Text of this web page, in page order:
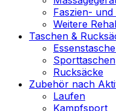
Faszien-
Weitere
Taschen &
Sporttaschen
Rucksäcke
Zubehör nach
Laufen
Kampfsport